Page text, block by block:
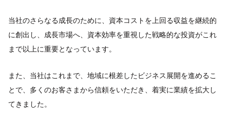
当社のさらなる成長のために、資本コストを上回る収益を継続的
に創出し、成長市場へ、資本効率を重視した戦略的な投資がこれ
まで以上に重要となっています。
また、当社はこれまで、地域に根差したビジネス展開を進めるこ
とで、多くのお客さまから信頼をいただき、着実に業績を拡大し
てきました。